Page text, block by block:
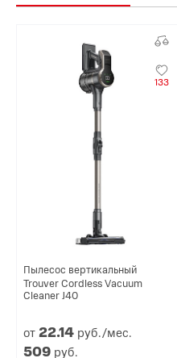
133
Пылесос вертикальный
Trouver Cordless Vacuum
Cleaner J40
от22.14 руб./мес.
509 руб.